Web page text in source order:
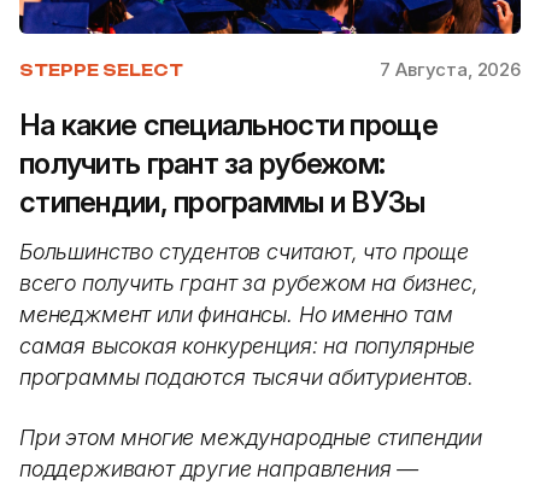
STEPPE SELECT 7 Августа, 2026
На какие специальности проще
получить грант за рубежом:
стипендии, программы и ВУЗы
Большинство студентов считают, что проще
всего получить грант за рубежом на бизнес,
менеджмент или финансы. Но именно там
самая высокая конкуренция: на популярные
программы подаются тысячи абитуриентов.
При этом многие международные стипендии
поддерживают другие направления —